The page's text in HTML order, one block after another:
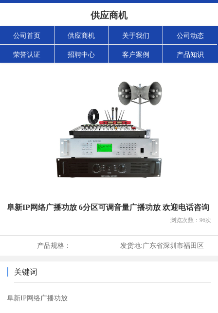
供应商机
公司首页 供应商机 关于我们 公司动态
荣誉认证 招聘中心 客户案例 产品知识
阜新IP网络广播功放 6分区可调音量广播功放 欢迎电话咨询
浏览次数： 96次
产品规格： 发货地:广东省深圳市福田区
关键词
阜新IP网络广播功放